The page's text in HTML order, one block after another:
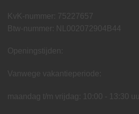
KvK-nummer: 75227657
Btw-nummer: NL002072904B44
Openingstijden:
Vanwege vakantieperiode:
maandag t/m vrijdag: 10:00 - 13:30 uur